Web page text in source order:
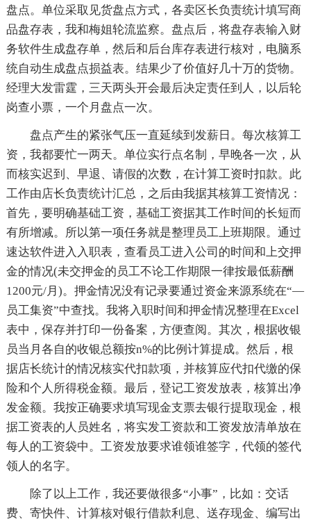
盘点。单位采取见货盘点方式，各卖区长负责统计填写商
品盘存表，我和梅姐轮流监察。盘点后，将盘存表输入财
务软件生成盘存单，然后和后台库存表进行核对，电脑系
统自动生成盘点损益表。结果少了价值好几十万的货物。
经理大发雷霆，三天两头开会最后决定责任到人，以后轮
岗查小票，一个月盘点一次。
盘点产生的紧张气压一直延续到发薪日。每次核算工
资，我都要忙一两天。单位实行点名制，早晚各一次，从
而核实迟到、早退、请假的次数，在计算工资时扣款。此
工作由店长负责统计汇总，之后由我据其核算工资情况：
首先，要明确基础工资，基础工资据其工作时间的长短而
有所增减。所以第一项任务就是整理员工上班期限。通过
速达软件进入入职表，查看员工进入公司的时间和上交押
金的情况(未交押金的员工不论工作期限一律按最低薪酬
1200元/月)。押金情况没有记录要通过资金来源系统在“—
员工集资”中查找。我将入职时间和押金情况整理在Excel
表中，保存并打印一份备案，方便查阅。其次，根据收银
员当月各自的收银总额按n%的比例计算提成。然后，根
据店长统计的情况核实代扣款项，并核算应代扣代缴的保
险和个人所得税金额。最后，登记工资发放表，核算出净
发金额。我按正确要求填写现金支票去银行提取现金，根
据工资表的人员姓名，将实发工资款和工资发放清单放在
每人的工资袋中。工资发放要求谁领谁签字，代领的签代
领人的名字。
除了以上工作，我还要做很多“小事”，比如：交话
费、寄快件、计算核对银行借款利息、送存现金、编写出